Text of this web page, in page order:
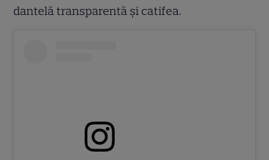
dantelă transparentă și catifea.